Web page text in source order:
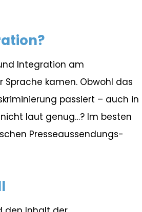
Integration am
kamen. Obwohl das
passiert – auch in
laut genug…? Im besten
Presseaussendungs-